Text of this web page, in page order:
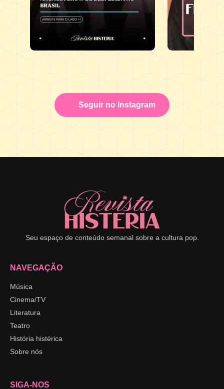
Seguir no Instagram
Seu espaço de conteúdo semanal sobre a cultura pop.
NAVEGAÇÃO
Música
Cinema/TV
Literatura
Teatro
História histérica
Sobre nós
SIGA-NOS